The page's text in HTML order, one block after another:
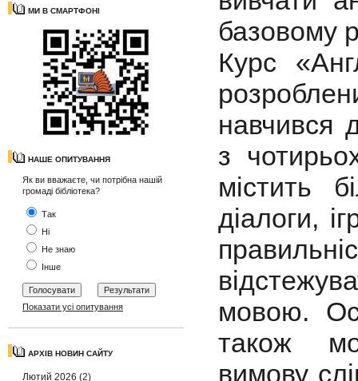
МИ В СМАРТФОНІ
НАШЕ ОПИТУВАННЯ
Як ви вважаєте, чи потрібна нашій
громаді бібліотека?
Так
Ні
Не знаю
Інше
Показати усі опитування
АРХІВ НОВИН САЙТУ
Лютий 2026 (2)
базовому
Курс
навчився
з
містить
діалоги,
мовою.
також
вимову